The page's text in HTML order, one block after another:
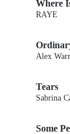
Where
RAYE
Alex
Tears
Sabrina
Some